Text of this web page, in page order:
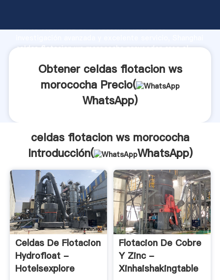
fuerte capacidad de producción, fuerza de
celdas flotacion ws morococha proveedor crea el
Obtener celdas flotacion ws
morococha Precio(
WhatsApp)
celdas flotacion ws morococha
Introducción(
WhatsApp)
Celdas De Flotacion
Hydrofloat -
Hotelsexplore
Flotacion De Cobre
Y Zinc -
Xinhaishakingtable